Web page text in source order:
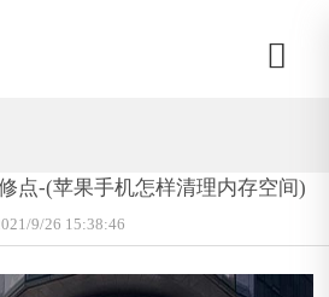
点-(苹果手机怎样清理内存空间)
9/26 15:38:46